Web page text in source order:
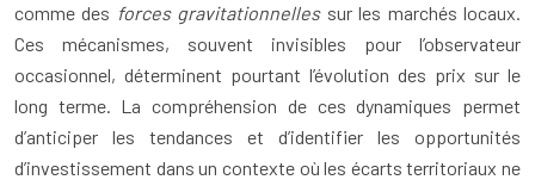
comme des forces gravitationnellessur les marchés locaux.
Ces mécanismes, souvent invisibles pour l’observateur
occasionnel, déterminent pourtant l’évolution des prix sur le
long terme. La compréhension de ces dynamiques permet
d’anticiper les tendances et d’identifier les opportunités
d’investissement dans un contexte où les écarts territoriaux ne